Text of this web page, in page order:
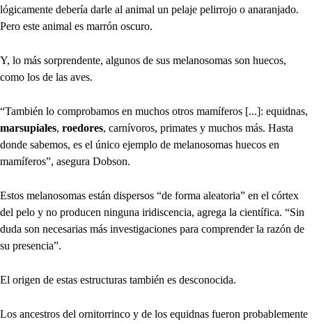
lógicamente debería darle al animal un pelaje pelirrojo o anaranjado.
Pero este animal es marrón oscuro.
Y, lo más sorprendente, algunos de sus melanosomas son huecos,
como los de las aves.
“También lo comprobamos en muchos otros mamíferos [...]: equidnas,
marsupiales, roedores, carnívoros, primates y muchos más. Hasta
donde sabemos, es el único ejemplo de melanosomas huecos en
mamíferos”, asegura Dobson.
Estos melanosomas están dispersos “de forma aleatoria” en el córtex
del pelo y no producen ninguna iridiscencia, agrega la científica. “Sin
duda son necesarias más investigaciones para comprender la razón de
su presencia”.
El origen de estas estructuras también es desconocida.
Los ancestros del ornitorrinco y de los equidnas fueron probablemente